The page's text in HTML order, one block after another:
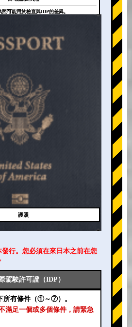
+
照可能用於檢查與IDP的差異。
護照
行。您必須在來日本之前在您
駕駛許可證（IDP）
所有條件（①～⑦）。
滿足一個或多個條件，請緊急